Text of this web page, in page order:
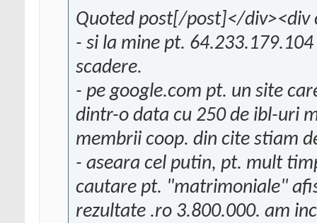
Quoted post[/post]</div><div
- si la mine pt.
scadere.
- pe google.com pt. un site
dintr-o data cu 250 de ibl-uri
membrii coop. din cite stiam
- aseara cel putin, pt. mult
cautare pt. "matrimoniale"
rezultate .ro 3.800.000. am